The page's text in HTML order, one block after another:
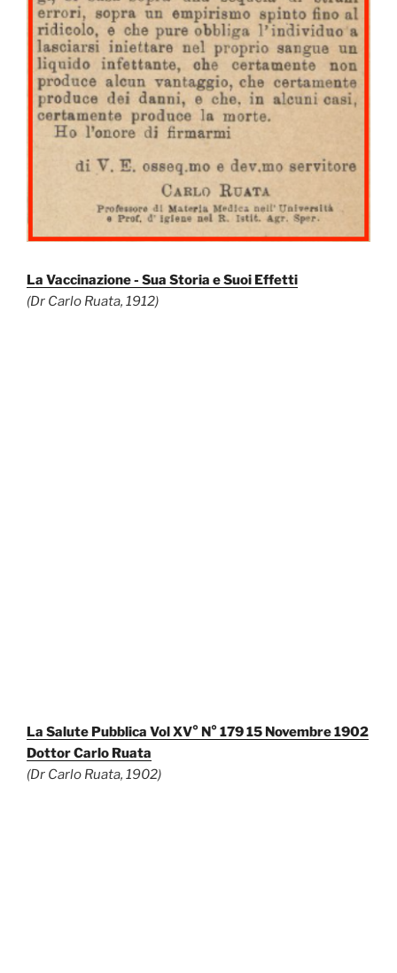
La Vaccinazione - Sua Storia e Suoi Effetti
(Dr Carlo Ruata, 1912)
La Salute Pubblica Vol XV° N° 179 15 Novembre 1902
Dottor Carlo Ruata
(Dr Carlo Ruata, 1902)